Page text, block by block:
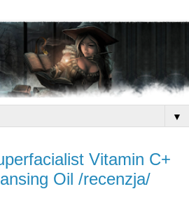
▼
Vitamin C+
Oil /recenzja/